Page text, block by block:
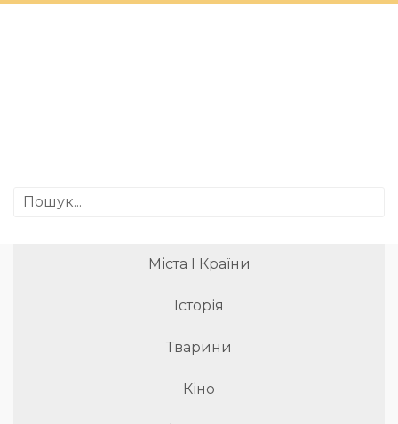
Міста І Країни
Історія
Тварини
Кіно